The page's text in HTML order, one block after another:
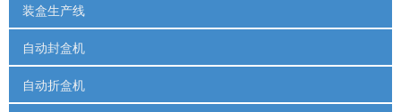
装盒生产线
自动封盒机
自动折盒机